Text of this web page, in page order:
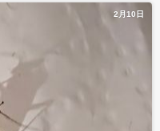
2月10日